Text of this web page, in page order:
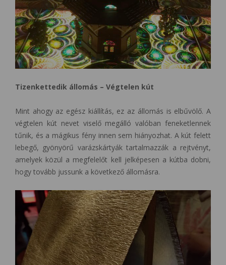
Tizenkettedik állomás – Végtelen kút
Mint ahogy az egész kiállítás, ez az állomás is elbűvölő. A
végtelen kút nevet viselő megálló valóban feneketlennek
tűnik, és a mágikus fény innen sem hiányozhat. A kút felett
lebegő, gyönyörű varázskártyák tartalmazzák a rejtvényt,
amelyek közül a megfelelőt kell jelképesen a kútba dobni,
hogy tovább jussunk a következő állomásra.